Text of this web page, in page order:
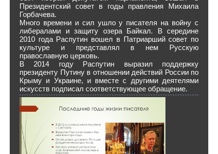
Президентский совет в годы правления Михаила
Горбачева.
Много времени и сил ушло у писателя на войну с
либералами и защиту озера Байкал. В середине
2010 года Распутин вошел в Патриарший совет по
культуре и представлял в нем Русскую
православную церковь.
В 2014 году Распутин выразил поддержку
президенту Путину в отношении действий России по
Крыму и Украине, и вместе с другими деятелями
искусств подписал соответствующее обращение.